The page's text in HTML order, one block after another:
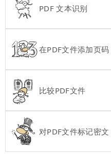
PDF 文本识别
在PDF文件添加页码
比较PDF文件
对PDF文件标记密文